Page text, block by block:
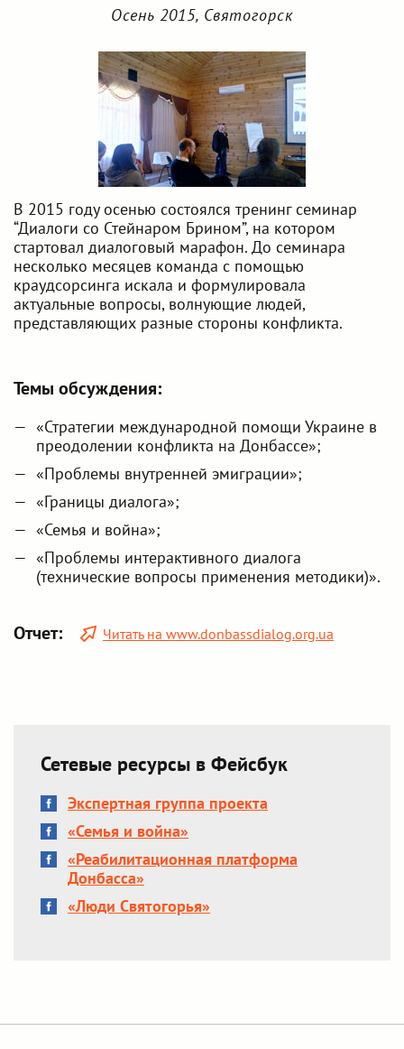
Осень 2015, Святогорск
В 2015 году осенью состоялся тренинг семинар
“Диалоги со Стейнаром Брином”, на котором
стартовал диалоговый марафон. До семинара
несколько месяцев команда с помощью
краудсорсинга искала и формулировала
актуальные вопросы, волнующие людей,
представляющих разные стороны конфликта.
Темы обсуждения:
«Стратегии международной помощи Украине в
преодолении конфликта на Донбассе»;
«Проблемы внутренней эмиграции»;
«Границы диалога»;
«Семья и война»;
«Проблемы интерактивного диалога
(технические вопросы применения методики)».
Отчет: Читать на www.donbassdialog.org.ua
Сетевые ресурсы в Фейсбук
Экспертная группа проекта
«Семья и война»
«Реабилитационная платформа
Донбасса»
«Люди Святогорья»